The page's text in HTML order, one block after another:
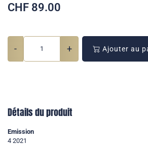
CHF 89.00
- + Ajouter au
Détails du produit
Emission
4 2021